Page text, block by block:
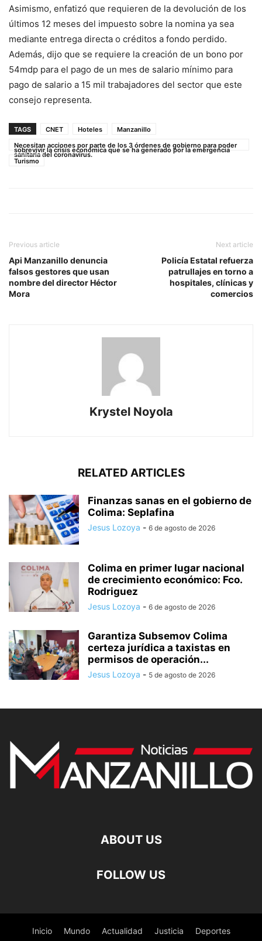
Asimismo, enfatizó que requieren de la devolución de los
últimos 12 meses del impuesto sobre la nomina ya sea
mediante entrega directa o créditos a fondo perdido.
Además, dijo que se requiere la creación de un bono por
54mdp para el pago de un mes de salario mínimo para
pago de salario a 15 mil trabajadores del sector que este
consejo representa.
TAGS CNET Hoteles
Manzanillo
Necesitan acciones por parte de los 3 órdenes de gobierno para poder
sobrevivir la crisis económica que se ha generado por la emergencia
sanitaria del coronavirus.
Turismo
Previous article
Api Manzanillo denuncia
falsos gestores que usan
nombre del director Héctor
Mora
Next article
Policía Estatal refuerza
patrullajes en torno a
hospitales, clínicas y
comercios
Krystel Noyola
RELATED ARTICLES
Finanzas sanas en el gobierno de
Colima: Seplafina
Jesus Lozoya - 6 de agosto de 2026
Colima en primer lugar nacional
de crecimiento económico: Fco.
Rodriguez
Jesus Lozoya - 6 de agosto de 2026
Garantiza Subsemov Colima
certeza jurídica a taxistas en
permisos de operación...
Jesus Lozoya - 5 de agosto de 2026
ABOUT US
FOLLOW US
Inicio Mundo Actualidad Justicia Deportes